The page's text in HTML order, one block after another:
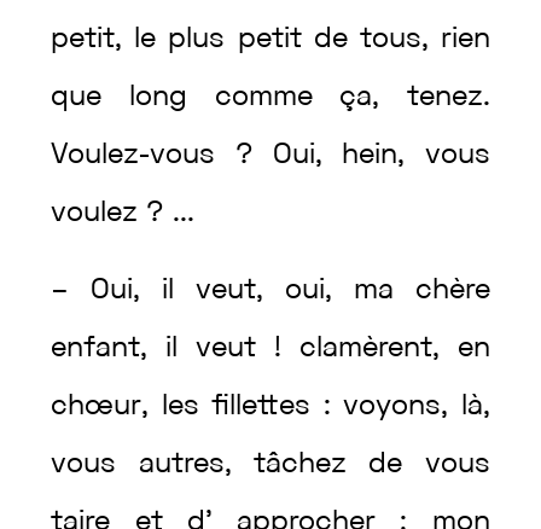
petit, le plus petit de tous, rien
que long comme ça, tenez.
Voulez-vous ? Oui, hein, vous
voulez ? ...
– Oui, ilveut, oui, ma chère
enfant, ilveut ! clamèrent, en
chœur, lesfillettes :voyons, là,
vous autres,tâchez de vous
taire et d’ approcher ; mon